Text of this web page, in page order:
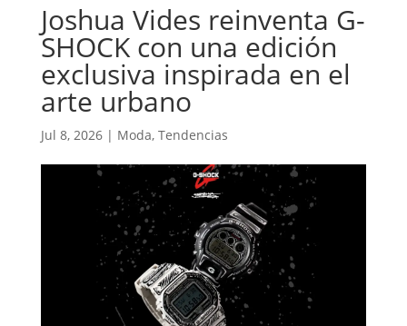
Joshua Vides reinventa G-
SHOCK con una edición
exclusiva inspirada en el
arte urbano
Jul 8, 2026| Moda, Tendencias